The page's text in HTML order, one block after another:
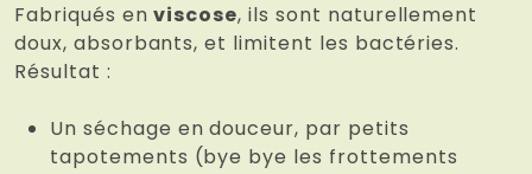
Fabriqués enviscose, ils sont naturellement
doux, absorbants, et limitent les bactéries.
Résultat :
Un séchage en douceur, par petits
tapotements (bye bye les frottements